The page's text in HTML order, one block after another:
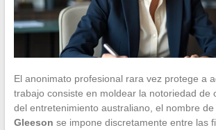
El anonimato profesional rara vez protege a
trabajo consiste en moldear la notoriedad de
del entretenimiento australiano, el nombre de
Gleeson se impone discretamente entre las